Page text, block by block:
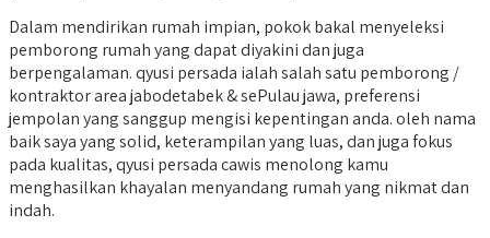
Dalam mendirikan rumah impian, pokok bakal menyeleksi
pemborong rumah yang dapat diyakini dan juga
berpengalaman. qyusi persada ialah salah satu pemborong /
kontraktor area jabodetabek & sePulau jawa, preferensi
jempolan yang sanggup mengisi kepentingan anda. oleh nama
baik saya yang solid, keterampilan yang luas, dan juga fokus
pada kualitas, qyusi persada cawis menolong kamu
menghasilkan khayalan menyandang rumah yang nikmat dan
indah.